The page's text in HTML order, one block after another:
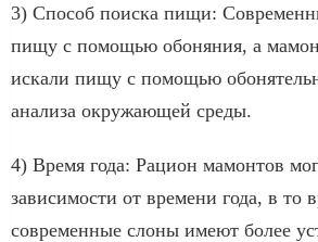
3) Способ поиска пищи:
пищу с помощью обоняния, а
искали пищу с помощью
анализа окружающей среды.
4) Время года: Рацион мамонтов
зависимости от времени года, в то
современные слоны имеют более